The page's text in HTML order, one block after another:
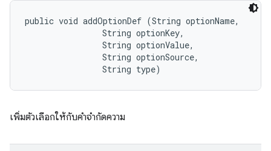
public void addOptionDef (String optionName,
                String optionKey,
                String optionValue,
                String optionSource,
                String type)
เพิ่มตัวเลือกให้กับคำจำกัดความ